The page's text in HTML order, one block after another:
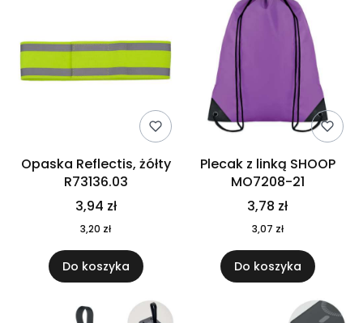
Opaska Reflectis, żółty
R73136.03
3,94 zł
3,20 zł
Do koszyka
Plecak z linką SHOOP
MO7208-21
3,78 zł
3,07 zł
Do koszyka